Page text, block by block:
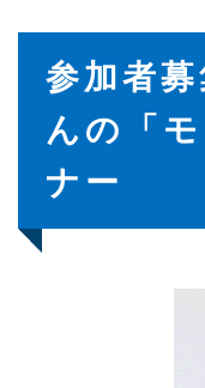
参加者
んの「
ナー